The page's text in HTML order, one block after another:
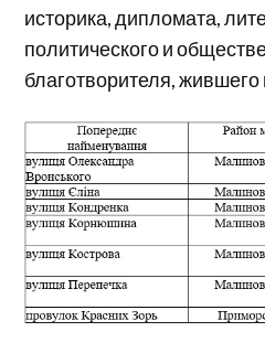
историка, дипломата,
политического и
благотворителя, жившего